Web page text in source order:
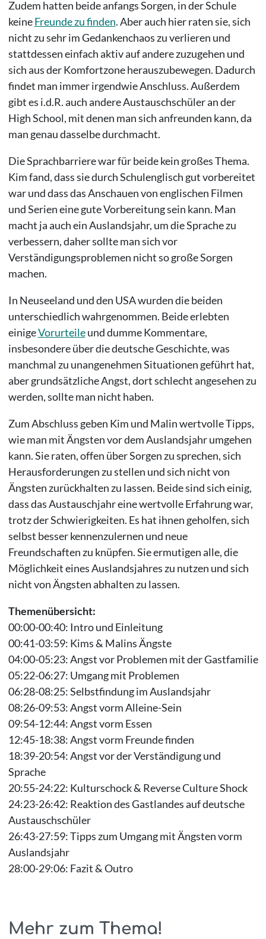
Zudem hatten beide anfangs Sorgen, in der Schule
keineFreunde zu finden. Aber auch hier raten sie, sich
nicht zu sehr im Gedankenchaos zu verlieren und
stattdessen einfach aktiv auf andere zuzugehen und
sich aus der Komfortzone herauszubewegen. Dadurch
findet man immer irgendwie Anschluss. Außerdem
gibt es i.d.R. auch andere Austauschschüler an der
High School, mit denen man sich anfreunden kann, da
man genau dasselbe durchmacht.
Die Sprachbarriere war für beide kein großes Thema.
Kim fand, dass sie durch Schulenglisch gut vorbereitet
war und dass das Anschauen von englischen Filmen
und Serien eine gute Vorbereitung sein kann. Man
macht ja auch ein Auslandsjahr, um die Sprache zu
verbessern, daher sollte man sich vor
Verständigungsproblemen nicht so große Sorgen
machen.
In Neuseeland und den USA wurden die beiden
unterschiedlich wahrgenommen. Beide erlebten
einigeVorurteileund dumme Kommentare,
insbesondere über die deutsche Geschichte, was
manchmal zu unangenehmen Situationen geführt hat,
aber grundsätzliche Angst, dort schlecht angesehen zu
werden, sollte man nicht haben.
Zum Abschluss geben Kim und Malin wertvolle Tipps,
wie man mit Ängsten vor dem Auslandsjahr umgehen
kann. Sie raten, offen über Sorgen zu sprechen, sich
Herausforderungen zu stellen und sich nicht von
Ängsten zurückhalten zu lassen. Beide sind sich einig,
dass das Austauschjahr eine wertvolle Erfahrung war,
trotz der Schwierigkeiten. Es hat ihnen geholfen, sich
selbst besser kennenzulernen und neue
Freundschaften zu knüpfen. Sie ermutigen alle, die
Möglichkeit eines Auslandsjahres zu nutzen und sich
nicht von Ängsten abhalten zu lassen.
Themenübersicht:
00:00-00:40: Intro und Einleitung
00:41-03:59: Kims & Malins Ängste
04:00-05:23: Angst vor Problemen mit der Gastfamilie
05:22-06:27: Umgang mit Problemen
06:28-08:25: Selbstfindung im Auslandsjahr
08:26-09:53: Angst vorm Alleine-Sein
09:54-12:44: Angst vorm Essen
12:45-18:38: Angst vorm Freunde finden
18:39-20:54: Angst vor der Verständigung und
Sprache
20:55-24:22: Kulturschock & Reverse Culture Shock
24:23-26:42: Reaktion des Gastlandes auf deutsche
Austauschschüler
26:43-27:59: Tipps zum Umgang mit Ängsten vorm
Auslandsjahr
28:00-29:06: Fazit & Outro
Mehr zum Thema!